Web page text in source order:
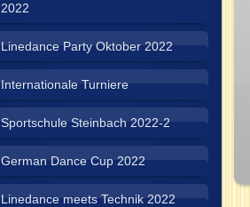
2022
Linedance Party Oktober 2022
Internationale Turniere
Sportschule Steinbach 2022-2
German Dance Cup 2022
Linedance meets Technik 2022